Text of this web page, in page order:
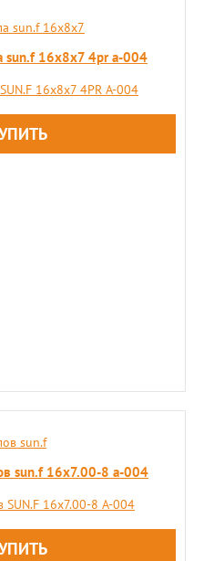
sun.f 16х8х7 4pr a-004
16х8х7 4PR A-004
sun.f 16х7.00-8 a-004
16х7.00-8 A-004